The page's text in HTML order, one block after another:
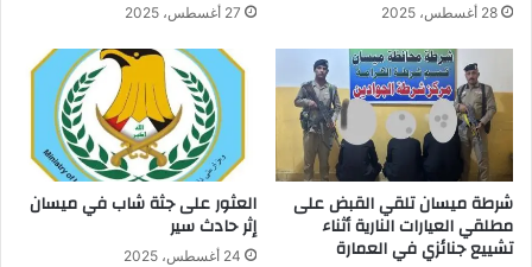
28 أغسطس، 2025 27 أغسطس، 2025
شرطة ميسان تلقي القبض على
مطلقي العيارات النارية أثناء
تشييع جنائزي في العمارة
العثور على جثة شاب في ميسان
إثر حادث سير
24 أغسطس، 2025